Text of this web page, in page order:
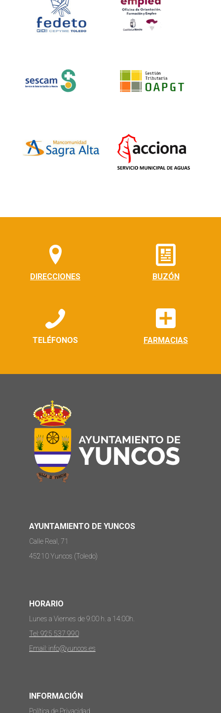
DIRECCIONES
TELÉFONOS
BUZÓN
FARMACIAS
AYUNTAMIENTO DE YUNCOS
Calle Real, 71
45210 Yuncos (Toledo)
HORARIO
Lunes a Viernes de 9:00 h. a 14:00h.
Tel: 925 537 990
Email: info@yuncos.es
INFORMACIÓN
Política de Privacidad